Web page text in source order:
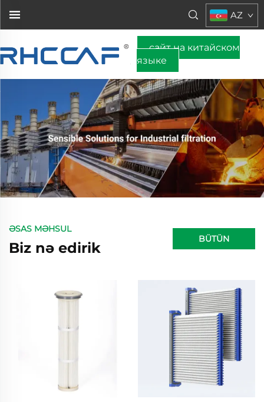
AZ
сайт на китайском
языке
ƏSAS MƏHSUL
Biz nə edirik
BÜTÜN